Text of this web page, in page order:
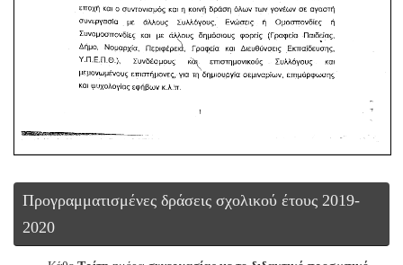
Προγραμματισμένες δράσεις σχολικού έτους 2019-
2020